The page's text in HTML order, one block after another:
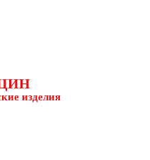
изделия